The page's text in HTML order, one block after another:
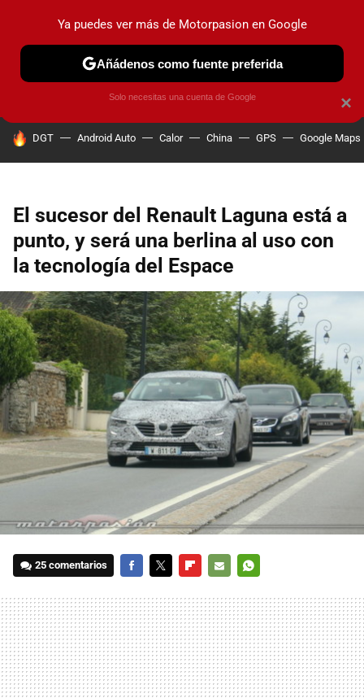
PRUEBAS COCHES ELÉCTRICOS OBSERVATORIO
HOY SE HABLA DE
DGT Android Auto Calor China GPS Google Maps
El sucesor del Renault Laguna está a
punto, y será una berlina al uso con
la tecnología del Espace
25 comentarios
MAIL
×
Ya puedes ver más de Motorpasion en Google
Añádenos como fuente preferida
Solo necesitas una cuenta de Google